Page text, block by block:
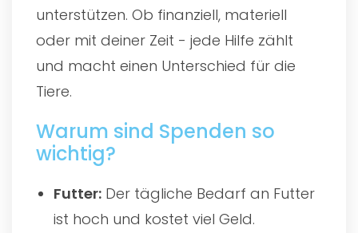
unterstützen. Ob finanziell, materiell
oder mit deiner Zeit - jede Hilfe zählt
und macht einen Unterschied für die
Tiere.
Warum sind Spenden so
wichtig?
Futter: Der tägliche Bedarf an Futter
ist hoch und kostet viel Geld.